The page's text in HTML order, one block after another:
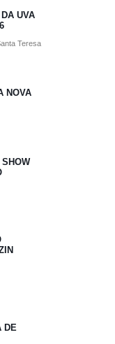
UVA
Teresa
NOVA
DE